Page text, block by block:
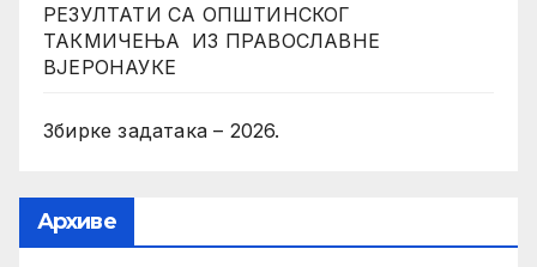
РЕЗУЛТАТИ СА ОПШТИНСКОГ
ТАКМИЧЕЊА ИЗ ПРАВОСЛАВНЕ
ВЈЕРОНАУКЕ
Збирке задатака – 2026.
Архиве